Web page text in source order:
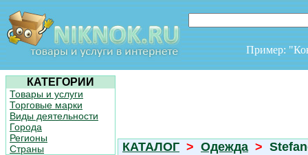
Пример:
КАТЕГОРИИ
Товары и услуги
Торговые марки
Виды деятельности
Города
Регионы
Страны
КАТАЛОГ > Одежда >